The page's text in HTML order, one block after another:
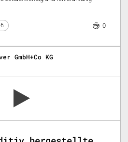
0
GmbH+Co KG